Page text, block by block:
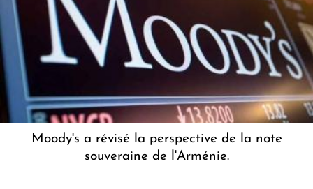
Moody's a révisé la perspective de la note
souveraine de l'Arménie.